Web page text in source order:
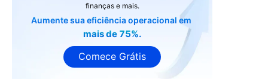
finanças e mais.
Aumente sua eficiência operacional em
mais de 75%.
Comece Grátis